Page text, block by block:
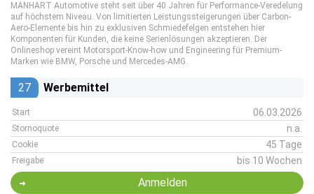
MANHART Automotive steht seit über 40 Jahren für Performance-Veredelung
auf höchstem Niveau. Von limitierten Leistungssteigerungen über Carbon-
Aero-Elemente bis hin zu exklusiven Schmiedefelgen entstehen hier
Komponenten für Kunden, die keine Serienlösungen akzeptieren. Der
Onlineshop vereint Motorsport-Know-how und Engineering für Premium-
Marken wie BMW, Porsche und Mercedes-AMG.
27 Werbemittel
Start 06.03.2026
Stornoquote n.a.
Cookie 45 Tage
Freigabe bis 10 Wochen
Anmelden